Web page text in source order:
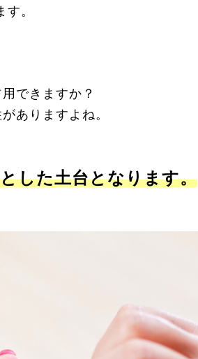
。
できますか？
ありますよね。
した土台となります。